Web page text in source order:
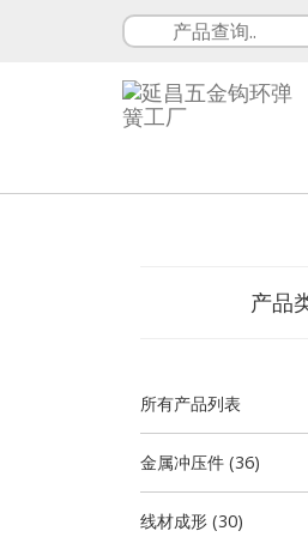
产品
所有产品列表
金属冲压件 (36)
线材成形 (30)